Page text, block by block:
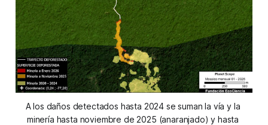
A los daños detectados hasta 2024 se suman la vía y la
minería hasta noviembre de 2025 (anaranjado) y hasta